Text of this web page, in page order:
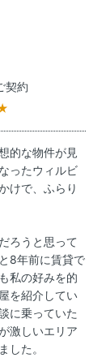
契約
的な物件が見
ったウィルビ
けで、ふらり
ろうと思って
8年前に賃貸で
私の好みを的
を紹介してい
に乗っていた
激しいエリア
した。